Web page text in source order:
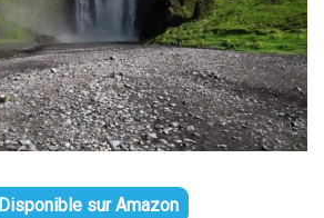
Disponible sur Amazon